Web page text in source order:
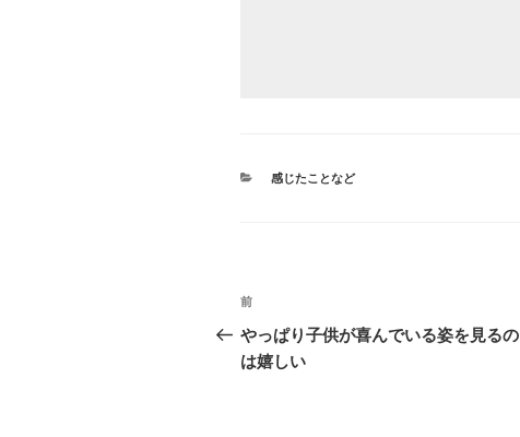
カ
感じたことなど
投
稿
ナ
前
の
投
前
やっぱり子供が喜んでいる姿を見るの
は嬉しい